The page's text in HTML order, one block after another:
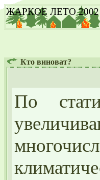
ЖАРКОЕ ЛЕТО 2002
Кто виноват?
По